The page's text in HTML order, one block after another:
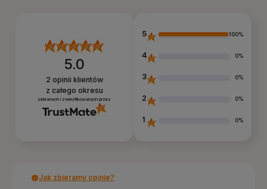
5.0
2 opinii klientów
z całego okresu
zebranych i zweryfikowanych przez
5 100%
4 0%
3 0%
2 0%
1 0%
Jak zbieramy opinie?